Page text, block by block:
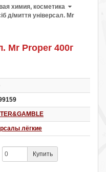
химия, косметика
д/миття універсал. Mr
Mr Proper 400г
лёгкие
Купить